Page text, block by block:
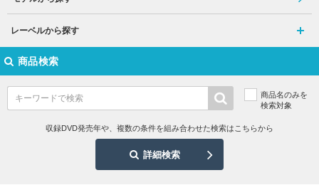
レーベルから探す
商品検索
商品名のみを
検索対象
収録DVD発売年や、複数の条件を組み合わせた検索はこちらから
詳細検索